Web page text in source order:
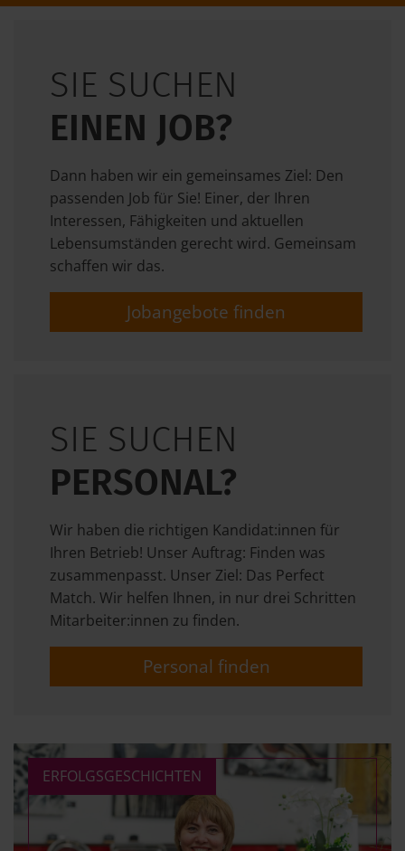
SIE SUCHEN
EINEN JOB?
Dann haben wir ein gemeinsames Ziel: Den
passenden Job für Sie! Einer, der Ihren
Interessen, Fähigkeiten und aktuellen
Lebensumständen gerecht wird. Gemeinsam
schaffen wir das.
Jobangebote finden
SIE SUCHEN
PERSONAL?
Wir haben die richtigen Kandidat:innen für
Ihren Betrieb! Unser Auftrag: Finden was
zusammenpasst. Unser Ziel: Das Perfect
Match. Wir helfen Ihnen, in nur drei Schritten
Mitarbeiter:innen zu finden.
Personal finden
ERFOLGSGESCHICHTEN